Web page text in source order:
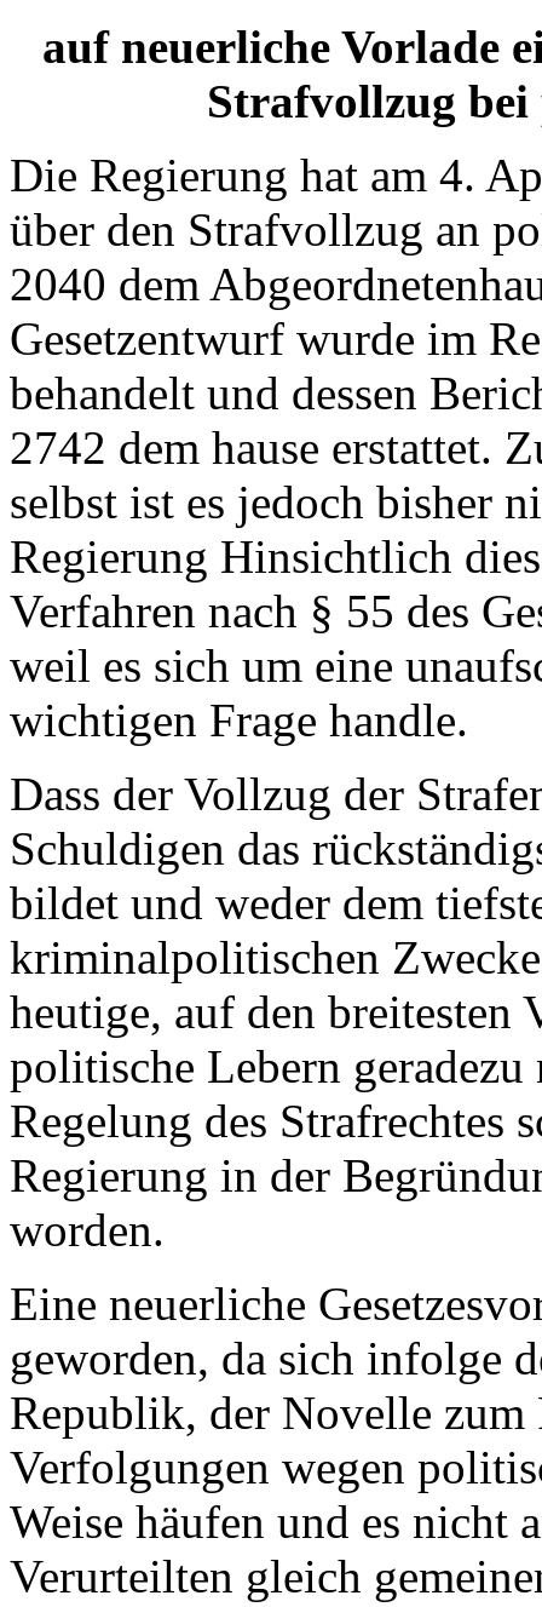
auf neuerliche Vorlade
Strafvollzug
Die Regierung hat am 4.
über den Strafvollzug an
2040 dem
Gesetzentwurf wurde im
behandelt und dessen
2742 dem hause erstattet.
selbst ist es jedoch bisher
Regierung Hinsichtlich
Verfahren nach § 55 des
weil es sich um eine
wichtigen Frage handle.
Dass der Vollzug der
Schuldigen das
bildet und weder dem
kriminalpolitischen
heutige, auf den breitesten
politische Lebern
Regelung des Strafrechtes
Regierung in der
worden.
Eine neuerliche
geworden, da sich infolge
Republik, der Novelle zum
Verfolgungen wegen
Weise häufen und es nicht
Verurteilten gleich